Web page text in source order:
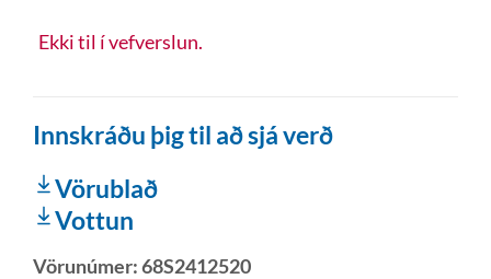
Ekki til í vefverslun.
Innskráðu þig til að sjá verð
Vörublað
Vottun
Vörunúmer:68S2412520